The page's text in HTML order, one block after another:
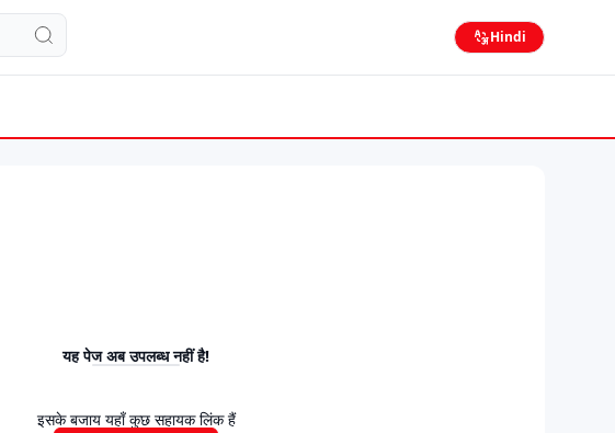
Hindi
यह पेज अब उपलब्ध नहीं है!
इसके बजाय यहाँ कुछ सहायक लिंक हैं